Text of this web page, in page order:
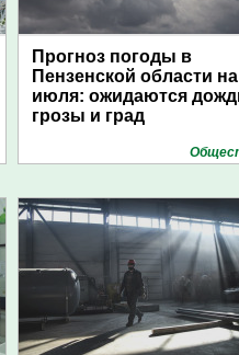
Прогноз погоды в
Пензенской области
июля: ожидаются
грозы и град